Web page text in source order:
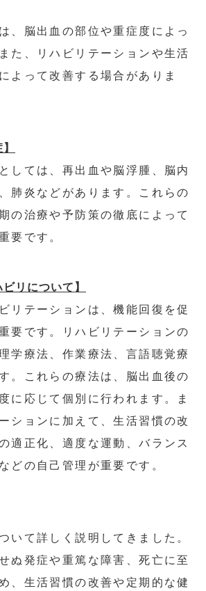
、脳出血の部位や重症度によっ
た、リハビリテーションや生活
よって改善する場合がありま
しては、再出血や脳浮腫、脳内
肺炎などがあります。これらの
の治療や予防策の徹底によって
要です。
リについて】
リテーションは、機能回復を促
要です。リハビリテーションの
学療法、作業療法、言語聴覚療
。これらの療法は、脳出血後の
に応じて個別に行われます。ま
ションに加えて、生活習慣の改
適正化、適度な運動、バランス
どの自己管理が重要です。
いて詳しく説明してきました。
ぬ発症や重篤な障害、死亡に至
、生活習慣の改善や定期的な健